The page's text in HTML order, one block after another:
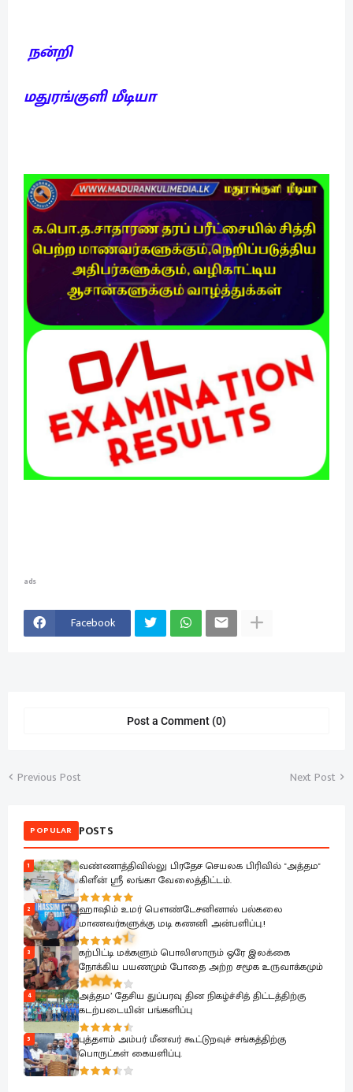
நன்றி
மதுரங்குளி மீடியா
ads
Facebook
Post a Comment (0)
Previous Post Next Post
POPULAR POSTS
1
வண்ணாத்திவில்லு பிரதேச செயலக பிரிவில் "அத்தம"
கிளீன் ஸ்ரீ லங்கா வேலைத்திட்டம்.
2
ஹாஷிம் உமர் பௌண்டேசனினால் பல்கலை
மாணவர்களுக்கு மடி கணனி அன்பளிப்பு.!
3
கற்பிட்டி மக்களும் பொலிஸாரும் ஒரே இலக்கை
நோக்கிய பயணமும் போதை அற்ற சமூக உருவாக்கமும்
4
அத்தம’ தேசிய துப்பரவு தின நிகழ்ச்சித் திட்டத்திற்கு
கடற்படையின் பங்களிப்பு
5
புத்தளம் அம்பர் மீனவர் கூட்டுறவுச் சங்கத்திற்கு
பொருட்கள் கையளிப்பு.